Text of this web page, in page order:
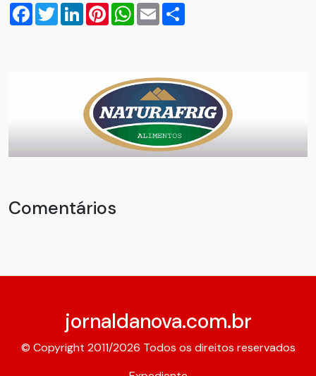
Facebook
TwitterLinkedInPinterestWhatsApp
Email
Comentários
jornaldanova.com.br
© Copyright 2011/2026 Todos os direitos reservados